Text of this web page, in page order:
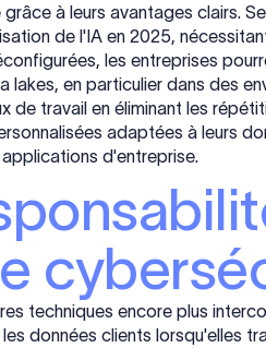
à leurs avantages clairs.
de l'IA en 2025,
les entreprises
lakes, en particulier dans des
de travail en éliminant les
adaptées à leurs
d'entreprise.
techniques encore plus
données clients lorsqu'elles